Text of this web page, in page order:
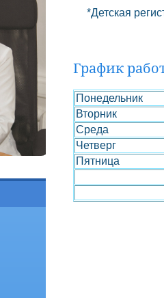
*Детская
График
Понедельник
Вторник
Среда
Четверг
Пятница